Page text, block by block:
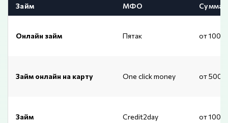
Займ МФО Сумма
Онлайн займ Пятак от
Займ онлайн на карту One click money от 500
Займ Credit2day от